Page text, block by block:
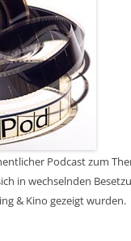
Podcast zum
in wechselnden
& Kino gezeigt wurden.